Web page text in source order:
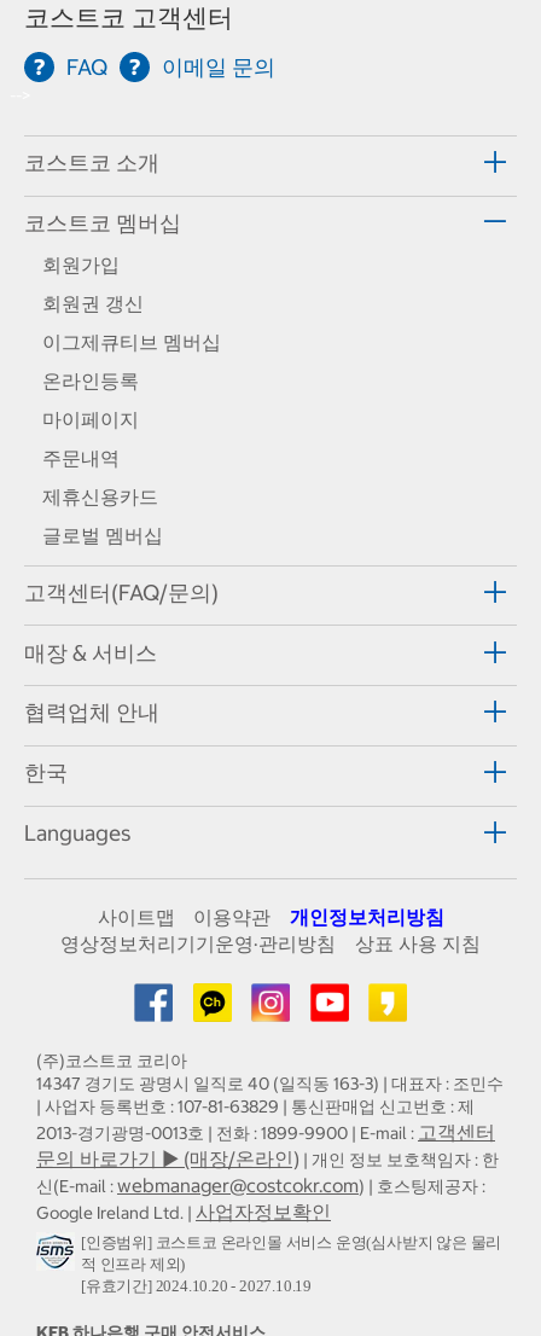
코스트코 고객센터
FAQ 이메일 문의
코스트코 소개
코스트코 멤버십
회원가입
회원권 갱신
이그제큐티브 멤버십
온라인등록
마이페이지
주문내역
제휴신용카드
글로벌 멤버십
고객센터(FAQ/문의)
매장 & 서비스
협력업체 안내
한국
Languages
사이트맵 이용약관
개인정보처리방침
영상정보처리기기운영·관리방침
상표 사용 지침
(주)코스트코 코리아
14347 경기도 광명시 일직로 40 (일직동 163-3) | 대표자 : 조민수
| 사업자 등록번호 : 107-81-63829 | 통신판매업 신고번호 : 제
2013-경기광명-0013호 | 전화 : 1899-9900 | E-mail : 고객센터
문의 바로가기 ▶ (매장/온라인) | 개인 정보 보호책임자 : 한
신(E-mail :webmanager@costcokr.com) | 호스팅제공자 :
Google Ireland Ltd. | 사업자정보확인
[인증범위] 코스트코 온라인몰 서비스 운영(심사받지 않은 물리
적 인프라 제외)
[유효기간] 2024.10.20 - 2027.10.19